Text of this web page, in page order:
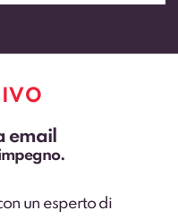
email
un esperto di